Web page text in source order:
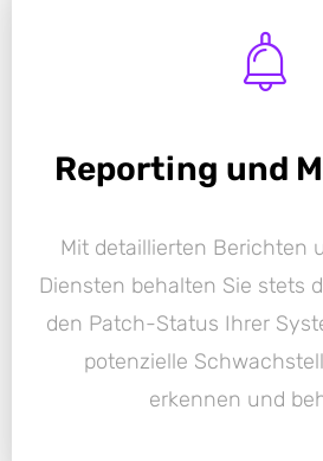
Reporting und
Mit detaillierten Berichten
Diensten behalten Sie stets
den Patch-Status Ihrer
potenzielle
erkennen und